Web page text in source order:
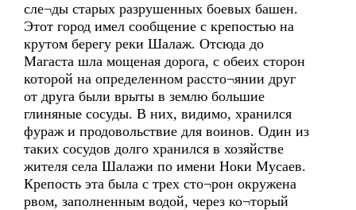
сле¬ды старых разрушенных боевых башен.
Этот город имел сообщение с крепостью на
крутом берегу реки Шалаж. Отсюда до
Магаста шла мощеная дорога, с обеих сторон
которой на определенном рассто¬янии друг
от друга были врыты в землю большие
глиняные сосуды. В них, видимо, хранился
фураж и продовольствие для воинов. Один из
таких сосудов долго хранился в хозяйстве
жителя села Шалажи по имени Ноки Мусаев.
Крепость эта была с трех сто¬рон окружена
рвом, заполненным водой, через ко¬торый